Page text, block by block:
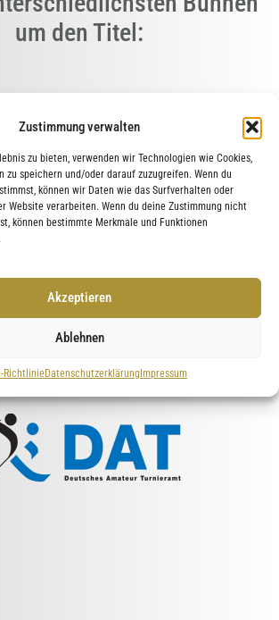
Zustimmung verwalten
zu bieten, verwenden wir Technologien wie Cookies,
zu speichern und/oder darauf zuzugreifen. Wenn du
können wir Daten wie das Surfverhalten oder
Website verarbeiten. Wenn du deine Zustimmung nicht
können bestimmte Merkmale und Funktionen
Akzeptieren
Ablehnen
RichtlinieDatenschutzerklärungImpressum
um den Titel: